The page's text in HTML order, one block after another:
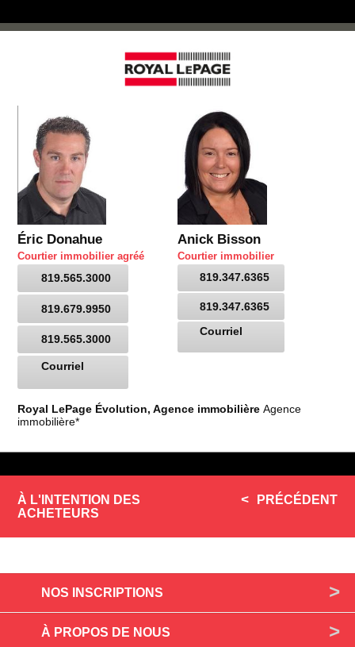
Éric Donahue
Courtier immobilier agréé
819.565.3000
819.679.9950
819.565.3000
Courriel
Anick Bisson
Courtier immobilier
819.347.6365
819.347.6365
Courriel
Royal LePage Évolution, Agence immobilièreAgence
immobilière*
À L'INTENTION DES
ACHETEURS
PRÉCÉDENT
NOS INSCRIPTIONS
À PROPOS DE NOUS